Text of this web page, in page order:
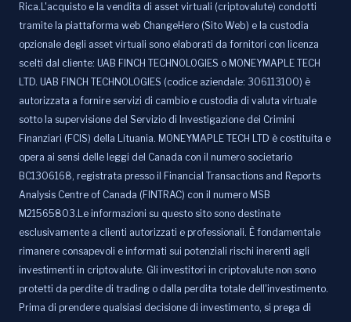
Rica.L'acquisto e la vendita di asset virtuali (criptovalute) condotti
tramite la piattaforma web ChangeHero (Sito Web) e la custodia
opzionale degli asset virtuali sono elaborati da fornitori con licenza
scelti dal cliente: UAB FINCH TECHNOLOGIES o MONEYMAPLE TECH
LTD. UAB FINCH TECHNOLOGIES (codice aziendale: 306113100) è
autorizzata a fornire servizi di cambio e custodia di valuta virtuale
sotto la supervisione del Servizio di Investigazione dei Crimini
Finanziari (FCIS) della Lituania. MONEYMAPLE TECH LTD è costituita e
opera ai sensi delle leggi del Canada con il numero societario
BC1306168, registrata presso il Financial Transactions and Reports
Analysis Centre of Canada (FINTRAC) con il numero MSB
M21565803.Le informazioni su questo sito sono destinate
esclusivamente a clienti autorizzati e professionali. È fondamentale
rimanere consapevoli e informati sui potenziali rischi inerenti agli
investimenti in criptovalute. Gli investitori in criptovalute non sono
protetti da perdite di trading o dalla perdita totale dell'investimento.
Prima di prendere qualsiasi decisione di investimento, si prega di